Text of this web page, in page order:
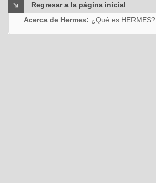
Regresar a la página inicial
Acerca de Hermes: ¿Qué es HERMES?